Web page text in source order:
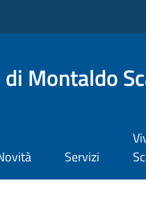
di Montaldo
Servizi